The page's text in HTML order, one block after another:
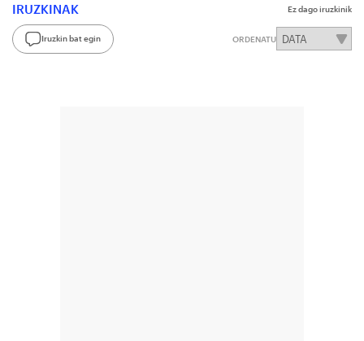
IRUZKINAK Ez dago iruzkinik
Iruzkin bat egin ORDENATU